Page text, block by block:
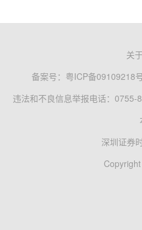
关
备案号： 粤ICP备09109218
违法和不良信息举报电话：0755-
深圳证券